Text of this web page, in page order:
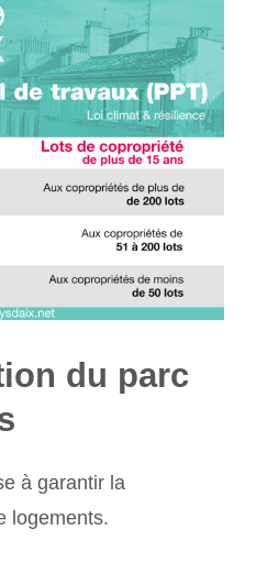
du parc
à garantir la
logements.